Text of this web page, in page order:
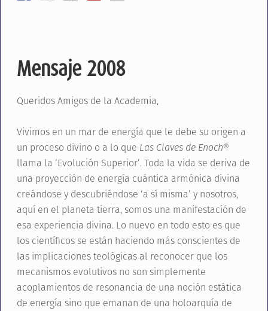
Mensaje 2008
Queridos Amigos de la Academia,
Vivimos en un mar de energía que le debe su origen a
un proceso divino o a lo que Las Claves de Enoch®
llama la ‘Evolución Superior’. Toda la vida se deriva de
una proyección de energía cuántica armónica divina
creándose y descubriéndose ‘a sí misma’ y nosotros,
aquí en el planeta tierra, somos una manifestación de
esa experiencia divina. Lo nuevo en todo esto es que
los científicos se están haciendo más conscientes de
las implicaciones teológicas al reconocer que los
mecanismos evolutivos no son simplemente
acoplamientos de resonancia de una noción estática
de energía sino que emanan de una holoarquía de